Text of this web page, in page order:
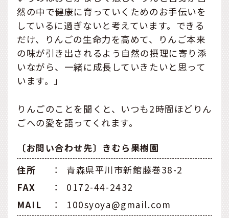
然の中で健康に育っていくためのお手伝いを
しているに過ぎないと考えています。できる
だけ、りんごの生命力を高めて、りんご本来
の味が引き出されるよう自然の摂理に寄り添
いながら、一緒に成長していきたいと思って
います。」
りんごのことを聞くと、いつも2時間ほどりん
ごへの愛を語ってくれます。
〔お問い合わせ先〕きむら果樹園
住所
：
青森県平川市新館藤巻38-2
FAX
：
0172-44-2432
MAIL
： 100syoya@gmail.com